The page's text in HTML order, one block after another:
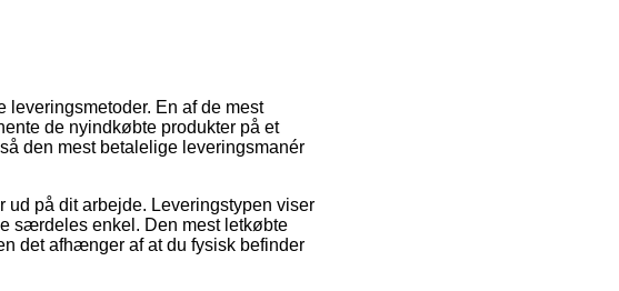
En af de mest
de nyindkøbte produkter på et
den mest betalelige leveringsmanér
på dit arbejde. Leveringstypen viser
særdeles enkel. Den mest letkøbte
det afhænger af at du fysisk befinder